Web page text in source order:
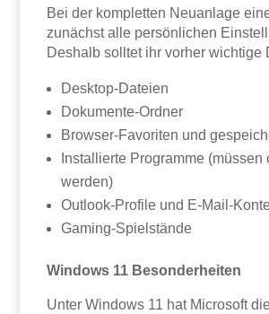
Bei der kompletten Neuanlage
zunächst alle persönlichen
Deshalb solltet ihr vorher wichtige
Desktop-Dateien
Dokumente-Ordner
Browser-Favoriten und
Installierte Programme
werden)
Outlook-Profile und E-Mail-
Gaming-Spielstände
Windows 11 Besonderheiten
Unter Windows 11 hat Microsoft